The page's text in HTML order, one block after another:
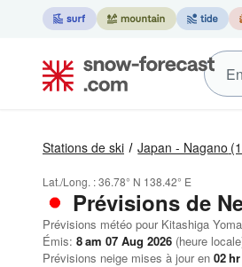
Stations de ski Japan - Nagano
Lat./Long. :36.78° N 138.42° E
Prévisions de
Prévisions météo pour Kitashiga
Émis: 8 am 07 Aug 2026 (heure
Prévisions neige mises à jour en 02hr